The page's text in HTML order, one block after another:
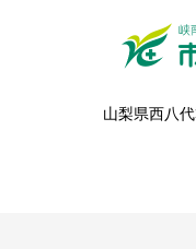
山梨県西八